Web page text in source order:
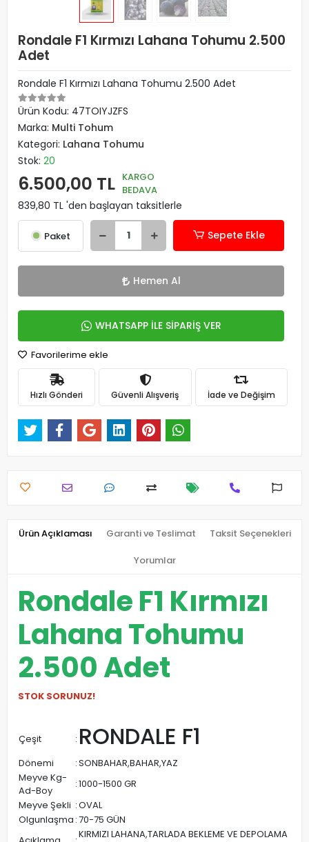
Rondale F1 Kırmızı Lahana Tohumu 2.500
Adet
Rondale F1 Kırmızı Lahana Tohumu 2.500 Adet
Ürün Kodu: 47TOIYJZFS
Marka: Multi Tohum
Kategori: Lahana Tohumu
Stok: 20
6.500,00 TL KARGO
BEDAVA
839,80 TL 'den başlayan taksitlerle
Paket Sepete Ekle
Hemen Al
WHATSAPP İLE SİPARİŞ VER
Favorilerime ekle
Hızlı Gönderi Güvenli Alışveriş İade ve Değişim
Ürün Açıklaması Garanti ve Teslimat Taksit Seçenekleri
Yorumlar
Rondale F1 Kırmızı
Lahana Tohumu
2.500 Adet
STOK SORUNUZ!
Çeşit : RONDALE F1
Dönemi :SONBAHAR,BAHAR,YAZ
Meyve Kg-
Ad-Boy
:1000-1500 GR
Meyve Şekli :OVAL
Olgunlaşma :70-75 GÜN
KIRMIZI LAHANA,TARLADA BEKLEME VE DEPOLAMA